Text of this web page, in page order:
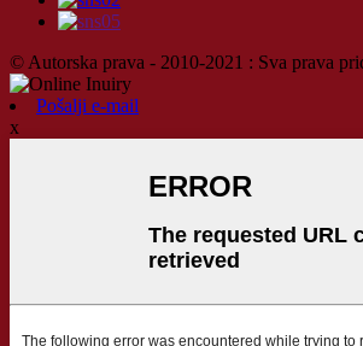
© Autorska prava - 2010-2021 : Sva prava
Pošalji e-mail
x